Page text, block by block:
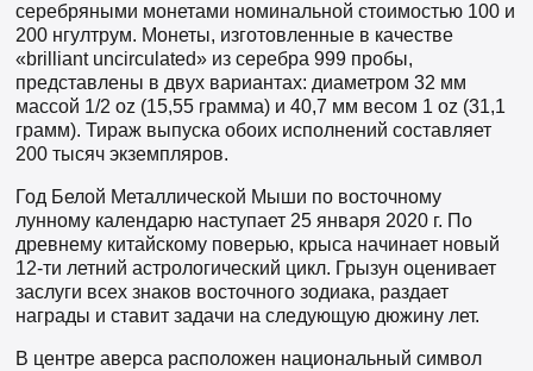
серебряными монетами номинальной стоимостью 100 и
200 нгултрум. Монеты, изготовленные в качестве
«brilliant uncirculated» из серебра 999 пробы,
представлены в двух вариантах: диаметром 32 мм
массой 1/2 oz (15,55 грамма) и 40,7 мм весом 1 oz (31,1
грамм). Тираж выпуска обоих исполнений составляет
200 тысяч экземпляров.
Год Белой Металлической Мыши по восточному
лунному календарю наступает 25 января 2020 г. По
древнему китайскому поверью, крыса начинает новый
12-ти летний астрологический цикл. Грызун оценивает
заслуги всех знаков восточного зодиака, раздает
награды и ставит задачи на следующую дюжину лет.
В центре аверса расположен национальный символ